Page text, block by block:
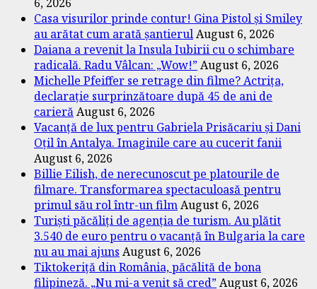
Casa visurilor prinde contur! Gina Pistol și Smiley
au arătat cum arată șantierulAugust 6, 2026
Daiana a revenit la Insula Iubirii cu o schimbare
radicală. Radu Vâlcan: „Wow!”August 6, 2026
Michelle Pfeiffer se retrage din filme? Actrița,
declarație surprinzătoare după 45 de ani de
carierăAugust 6, 2026
Vacanță de lux pentru Gabriela Prisăcariu și Dani
Oțil în Antalya. Imaginile care au cucerit fanii
August 6, 2026
Billie Eilish, de nerecunoscut pe platourile de
filmare. Transformarea spectaculoasă pentru
primul său rol într-un filmAugust 6, 2026
Turiști păcăliți de agenția de turism. Au plătit
3.540 de euro pentru o vacanță în Bulgaria la care
nu au mai ajuns August 6, 2026
Tiktokeriță din România, păcălită de bona
filipineză. „Nu mi-a venit să cred”August 6, 2026